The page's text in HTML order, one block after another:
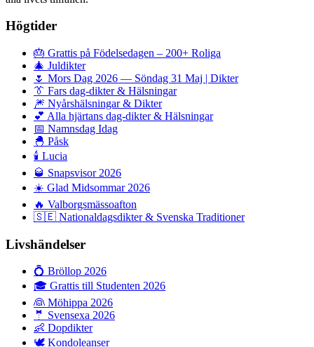
Högtider
🎂 Grattis på Födelsedagen – 200+ Roliga
🎄 Juldikter
🌷 Mors Dag 2026 — Söndag 31 Maj | Dikter
👔 Fars dag-dikter & Hälsningar
🎆 Nyårshälsningar & Dikter
💕 Alla hjärtans dag-dikter & Hälsningar
📅 Namnsdag Idag
🐣 Påsk
🕯️ Lucia
🥃 Snapsvisor 2026
☀️ Glad Midsommar 2026
🔥 Valborgsmässoafton
🇸🇪 Nationaldagsdikter & Svenska Traditioner
Livshändelser
💍 Bröllop 2026
🎓 Grattis till Studenten 2026
👰 Möhippa 2026
🤵 Svensexa 2026
👶 Dopdikter
🕊️ Kondoleanser